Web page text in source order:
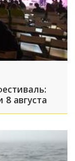
августа